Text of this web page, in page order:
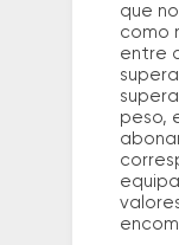
que
como
entre
peso,